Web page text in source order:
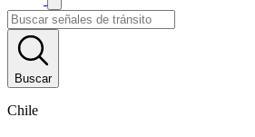
Buscar
Chile